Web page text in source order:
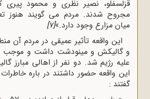
مجروح شدند. مردم می گویند هنوز
میان مزارع وجود دارد.»[7]
این واقعه تأثیر عمیقی در مردم آن
و گالیکش و مینودشت داشت و موجب
علیه رژیم شد. دو نفر از اهالی مبارز
این واقعه حضور داشتند در باره
گفتند :